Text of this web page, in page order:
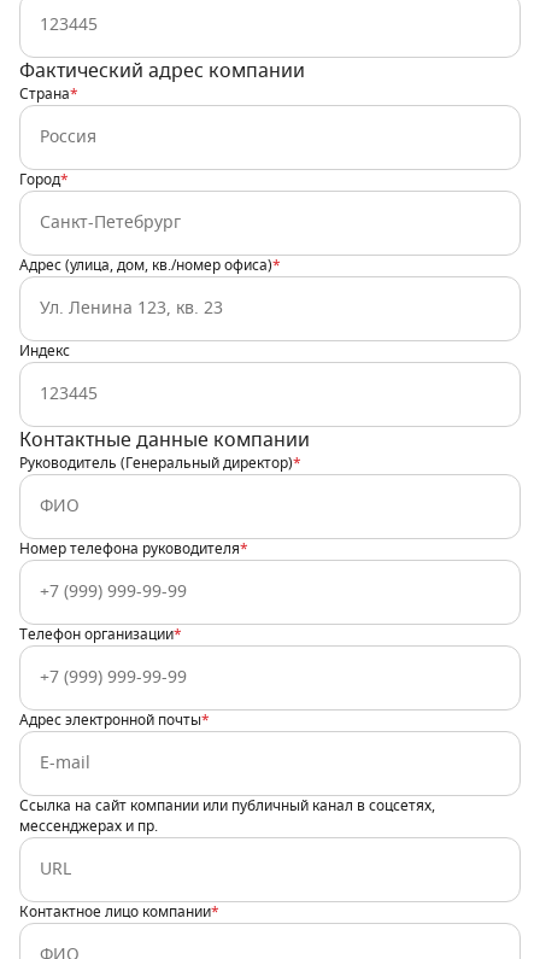
Фактический адрес компании
Страна*
Город*
Адрес (улица, дом, кв./номер офиса)*
Индекс
Контактные данные компании
Руководитель (Генеральный директор)*
Номер телефона руководителя*
Телефон организации*
Адрес электронной почты*
Ссылка на сайт компании или публичный канал в соцсетях,
мессенджерах и пр.
Контактное лицо компании*